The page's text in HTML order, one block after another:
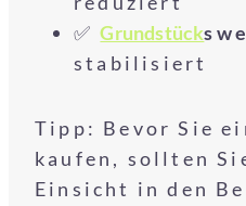
✅Grundstück
stabilisiert
Tipp: Bevor Sie
kaufen, sollten
Einsicht in den